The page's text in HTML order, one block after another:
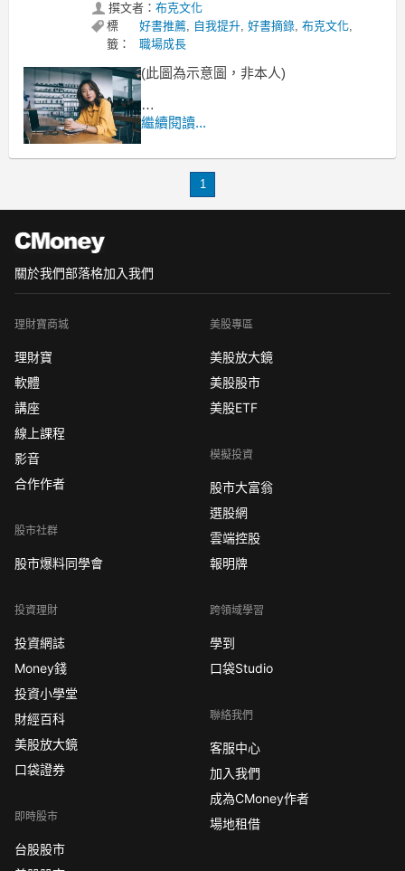
撰文者： 布克文化
標
籤：
好書推薦, 自我提升,好書摘錄,布克文化,
職場成長
(此圖為示意圖，非本人)
繼續閱讀...
1
關於我們部落格加入我們
理財寶商城
理財寶
軟體
講座
線上課程
影音
合作作者
股市社群
股市爆料同學會
投資理財
投資網誌
Money錢
投資小學堂
財經百科
美股放大鏡
口袋證券
即時股市
台股股市
美股專區
美股放大鏡
美股股市
美股ETF
模擬投資
股市大富翁
選股網
雲端控股
報明牌
跨領域學習
學到
口袋Studio
聯絡我們
客服中心
加入我們
成為CMoney作者
場地租借